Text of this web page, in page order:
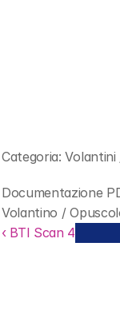
Categoria:
Documentazione
Volantino /
‹ BTI Scan 4